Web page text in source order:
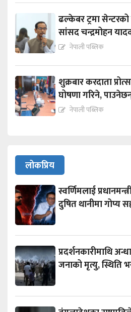
ढल्केबर ट्रमा
सांसद चन्द्रमोहन
नेपाली पब्लिक
शुक्रबार करदाता
घोषणा गरिने,
नेपाली पब्लिक
लोकप्रिय
स्वर्णिमलाई
दुषित थानीमा गोप्य
प्रदर्शनकारीमाथि
जनाको मृत्यु, स्थिति